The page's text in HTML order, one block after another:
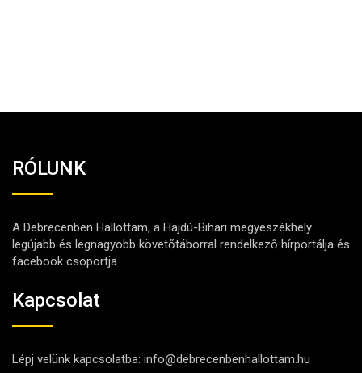
RÓLUNK
A Debrecenben Hallottam, a Hajdú-Bihari megyeszékhely
legújabb és legnagyobb követőtáborral rendelkező hírportálja és
facebook csoportja.
Kapcsolat
Lépj velünk kapcsolatba: info@debrecenbenhallottam.hu